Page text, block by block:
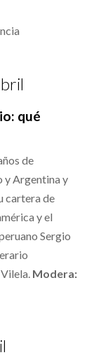
qué
de
y Argentina y
cartera de
y el
Sergio
Modera: